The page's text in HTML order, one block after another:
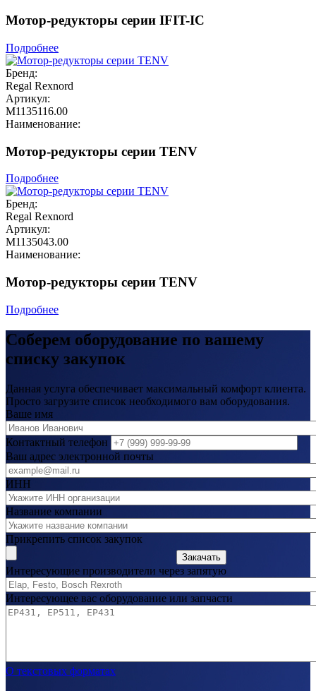
Мотор-редукторы серии IFIT-IC
Подробнее
Бренд:
Regal Rexnord
Артикул:
М1135116.00
Наименование:
Мотор-редукторы серии TENV
Подробнее
Бренд:
Regal Rexnord
Артикул:
М1135043.00
Наименование:
Мотор-редукторы серии TENV
Подробнее
Соберем оборудование по вашему
списку закупок
Данная услуга обеспечивает максимальный комфорт клиента.
Просто загрузите список необходимого вам оборудования.
Ваше имя
Контактный телефон
Ваш адрес электронной почты
ИНН
Название компании
Прикрепить список закупок
Закачать
Интересующие производители через запятую
Интересующее вас оборудование или запчасти
О текстовых форматах